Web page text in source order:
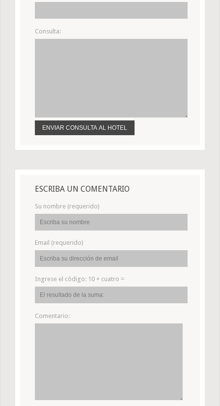
Consulta:
ESCRIBA UN COMENTARIO
Su nombre (requerido)
Email (requerido)
Ingrese el código: 10 + cuatro =
Comentario: